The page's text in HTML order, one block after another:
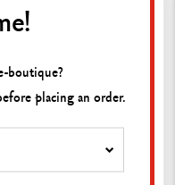
boutique?
placing an order.